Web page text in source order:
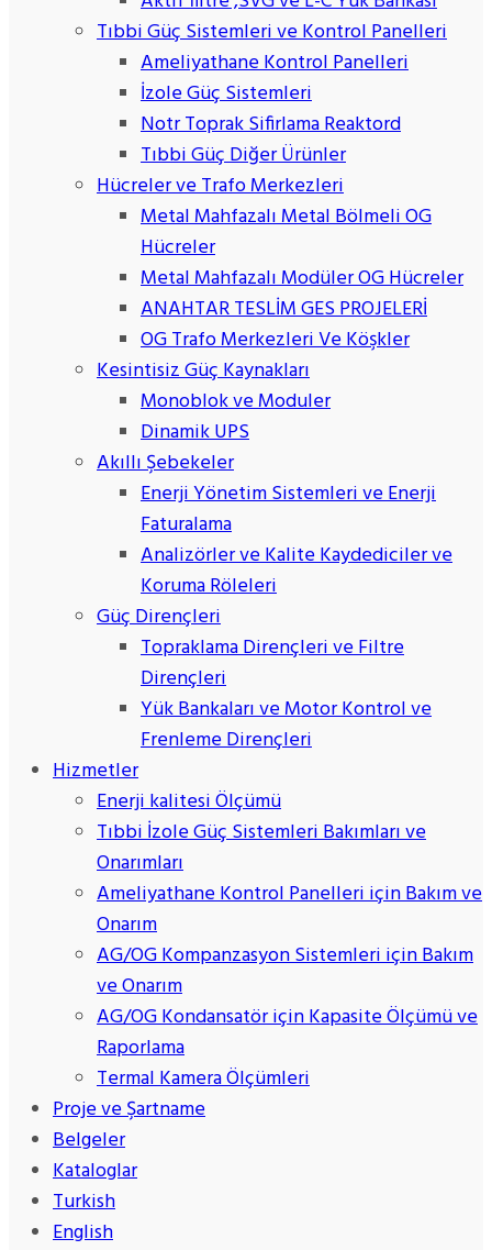
Tıbbi Güç Sistemleri ve Kontrol Panelleri
Ameliyathane Kontrol Panelleri
İzole Güç Sistemleri
Notr Toprak Sifirlama Reaktord
Tıbbi Güç Diğer Ürünler
Hücreler ve Trafo Merkezleri
Metal Mahfazalı Metal Bölmeli OG
Hücreler
Metal Mahfazalı Modüler OG Hücreler
ANAHTAR TESLİM GES PROJELERİ
OG Trafo Merkezleri Ve Köşkler
Kesintisiz Güç Kaynakları
Monoblok ve Moduler
Dinamik UPS
Akıllı Şebekeler
Enerji Yönetim Sistemleri ve Enerji
Faturalama
Analizörler ve Kalite Kaydediciler ve
Koruma Röleleri
Güç Dirençleri
Topraklama Dirençleri ve Filtre
Dirençleri
Yük Bankaları ve Motor Kontrol ve
Frenleme Dirençleri
Hizmetler
Enerji kalitesi Ölçümü
Tıbbi İzole Güç Sistemleri Bakımları ve
Onarımları
Ameliyathane Kontrol Panelleri için Bakım ve
Onarım
AG/OG Kompanzasyon Sistemleri için Bakım
ve Onarım
AG/OG Kondansatör için Kapasite Ölçümü ve
Raporlama
Termal Kamera Ölçümleri
Proje ve Şartname
Belgeler
Kataloglar
Turkish
English